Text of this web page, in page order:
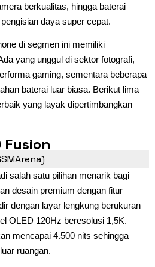
berkualitas, hingga baterai
daya super cepat.
di segmen ini memiliki
yang unggul di sektor fotografi,
gaming, sementara beberapa
baterai luar biasa. Berikut lima
yang layak dipertimbangkan
Fusion
salah satu pilihan menarik bagi
desain premium dengan fitur
dengan layar lengkung berukuran
OLED 120Hz beresolusi 1,5K.
mencapai 4.500 nits sehingga
ruangan.